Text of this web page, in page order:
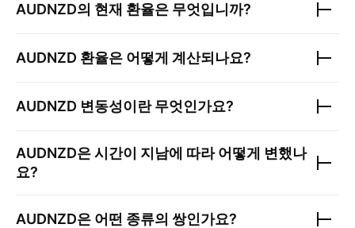
AUDNZD의 현재 환율은 무엇입니까?
AUDNZD 환율은 어떻게 계산되나요?
AUDNZD 변동성이란 무엇인가요?
AUDNZD은 시간이 지남에 따라 어떻게 변했나
요?
AUDNZD은 어떤 종류의 쌍인가요?